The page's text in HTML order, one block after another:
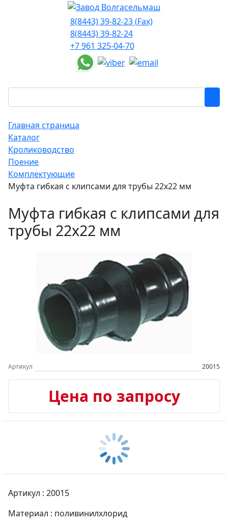
8(8443) 39-82-23 (Fax)
8(8443) 39-82-24
+7 961 325-04-70
Главная страница
Каталог
Кролиководство
Поение
Комплектующие
Муфта гибкая с клипсами для трубы 22х22 мм
Муфта гибкая с клипсами для
трубы 22х22 мм
Артикул 20015
Цена по запросу
Артикул : 20015
Материал : поливинилхлорид